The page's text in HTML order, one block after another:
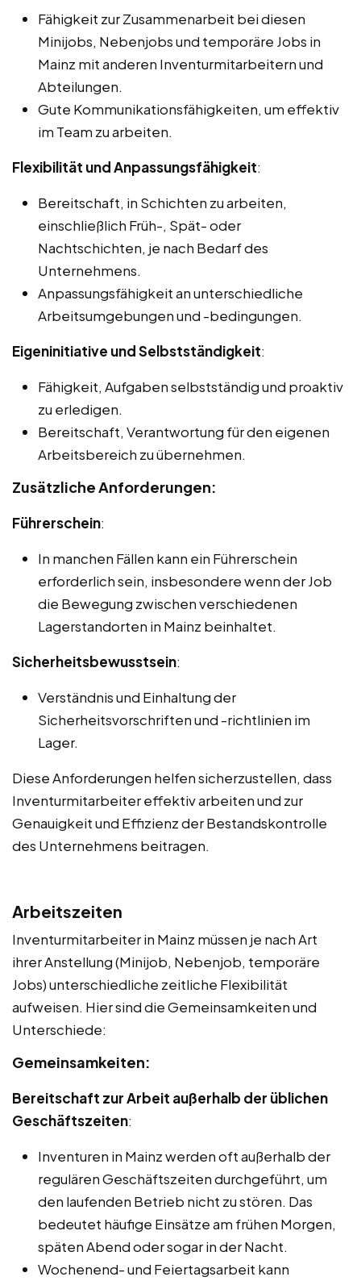
Fähigkeit zur Zusammenarbeit bei diesen
Minijobs, Nebenjobs und temporäre Jobs in
Mainz mit anderen Inventurmitarbeitern und
Abteilungen.
Gute Kommunikationsfähigkeiten, um effektiv
im Team zu arbeiten.
Flexibilität und Anpassungsfähigkeit:
Bereitschaft, in Schichten zu arbeiten,
einschließlich Früh-, Spät- oder
Nachtschichten, je nach Bedarf des
Unternehmens.
Anpassungsfähigkeit an unterschiedliche
Arbeitsumgebungen und -bedingungen.
Eigeninitiative und Selbstständigkeit:
Fähigkeit, Aufgaben selbstständig und proaktiv
zu erledigen.
Bereitschaft, Verantwortung für den eigenen
Arbeitsbereich zu übernehmen.
Zusätzliche Anforderungen:
Führerschein:
In manchen Fällen kann ein Führerschein
erforderlich sein, insbesondere wenn der Job
die Bewegung zwischen verschiedenen
Lagerstandorten in Mainz beinhaltet.
Sicherheitsbewusstsein:
Verständnis und Einhaltung der
Sicherheitsvorschriften und -richtlinien im
Lager.
Diese Anforderungen helfen sicherzustellen, dass
Inventurmitarbeiter effektiv arbeiten und zur
Genauigkeit und Effizienz der Bestandskontrolle
des Unternehmens beitragen.
Arbeitszeiten
Inventurmitarbeiter in Mainz müssen je nach Art
ihrer Anstellung (Minijob, Nebenjob, temporäre
Jobs) unterschiedliche zeitliche Flexibilität
aufweisen. Hier sind die Gemeinsamkeiten und
Unterschiede:
Gemeinsamkeiten:
Bereitschaft zur Arbeit außerhalb der üblichen
Geschäftszeiten:
Inventuren in Mainz werden oft außerhalb der
regulären Geschäftszeiten durchgeführt, um
den laufenden Betrieb nicht zu stören. Das
bedeutet häufige Einsätze am frühen Morgen,
späten Abend oder sogar in der Nacht.
Wochenend- und Feiertagsarbeit kann